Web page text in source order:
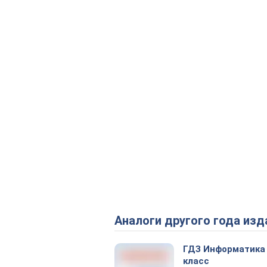
Аналоги другого года
ГДЗ Информатика
класс